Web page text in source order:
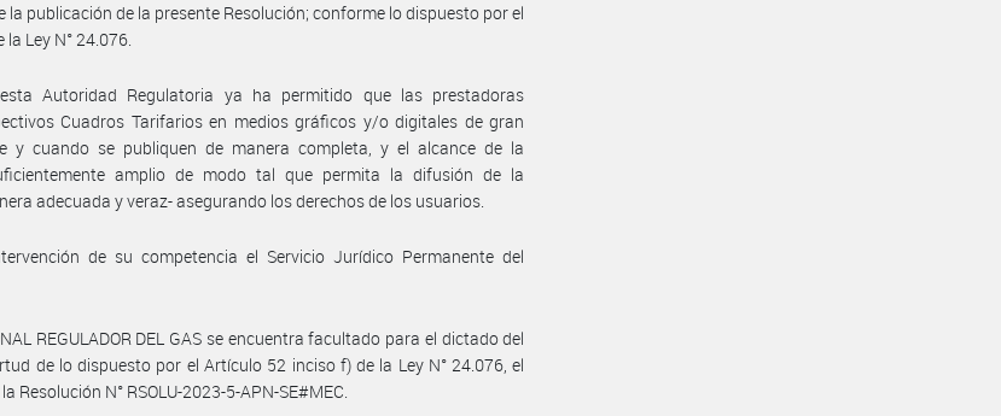
publicación de la presente Resolución; conforme lo dispuesto por el
Ley N° 24.076.
Autoridad Regulatoria ya ha permitido que las prestadoras
Cuadros Tarifarios en medios gráficos y/o digitales de gran
y cuando se publiquen de manera completa, y el alcance de la
amplio de modo tal que permita la difusión de la
adecuada y veraz- asegurando los derechos de los usuarios.
de su competencia el Servicio Jurídico Permanente del
REGULADOR DEL GAS se encuentra facultado para el dictado del
de lo dispuesto por el Artículo 52 inciso f) de la Ley N° 24.076, el
Resolución N° RSOLU-2023-5-APN-SE#MEC.